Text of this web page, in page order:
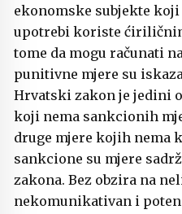
ekonomske subjekte
upotrebi koriste
tome da mogu računati
punitivne mjere su
Hrvatski zakon je jedini
koji nema sankcionih
druge mjere kojih nema
sankcione su mjere
zakona. Bez obzira na
nekomunikativan i